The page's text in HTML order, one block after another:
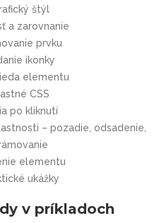
štýl
a zarovnanie
prvku
ikonky
elementu
CSS
po kliknutí
– pozadie, odsadenie,
elementu
ukážky
v príkladoch